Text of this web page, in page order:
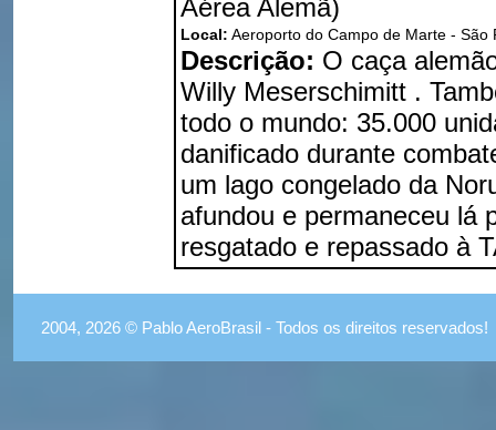
Aérea Alemã)
Local: Aeroporto do Campo de Marte - São
Descrição: O caça
Willy Meserschimitt .
todo o mundo: 35.000
danificado durante
um lago congelado da
afundou e permaneceu lá
resgatado e repassado à
2004, 2026 © Pablo AeroBrasil - Todos os direitos reservados!